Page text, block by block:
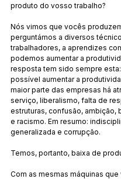
produto do vosso trabalho?
Nós vimos que vocês
perguntámos a diversos
trabalhadores, a aprendizes
podemos aumentar a
resposta tem sido sempre
possível aumentar a
maior parte das empresas há
serviço, liberalismo, falta de
estruturas, confusão, ambição,
e racismo. Em resumo:
generalizada e corrupção.
Temos, portanto, baixa de
Com as mesmas máquinas que